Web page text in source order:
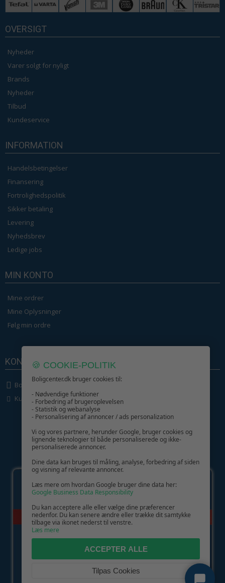
OVERSIGT
Nyheder
Varer solgt for nyligt
Brands
Nyheder
Tilbud
Kundeservice
INFORMATION
Handelsbetingelser
Finansering
Fortrolighedspolitik
Sikker betaling
Levering
Nyhedsbrev
Ledige jobs
MIN KONTO
Mine ordrer
Mine Oplysninger
Følg min ordre
KONTAKT OS
Boligcenter.dk
Kundeservice
GIV GLÆDE MED ET GAVEKORT!
🍪 COOKIE-POLITIK
Boligcenter.dk bruger cookies til:
- Nødvendige funktioner
- Forbedring af brugeroplevelsen
- Statistik og webanalyse
- Personalisering af annoncer / ads personalization
Vi og vores partnere, herunder Google, bruger cookies og
lignende teknologier til både personaliserede og ikke-
personaliserede annoncer.
Dine data kan bruges til måling, analyse, forbedring af siden
og visning af relevante annoncer.
Læs mere om hvordan Google bruger dine data her:
Google Business Data Responsibility
Du kan acceptere alle eller vælge dine præferencer
nedenfor. Du kan senere ændre eller trække dit samtykke
tilbage via ikonet nederst til venstre.
Læs mere
ACCEPTER ALLE
Tilpas Cookies